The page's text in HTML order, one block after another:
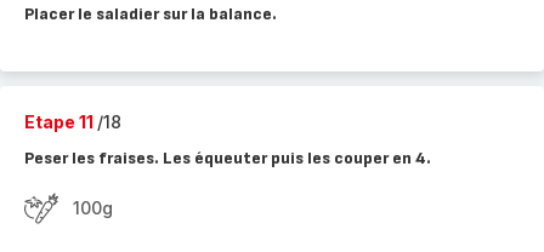
Placer le saladier sur la balance.
Etape 11 /18
Peser les fraises. Les équeuter puis les couper en 4.
100g